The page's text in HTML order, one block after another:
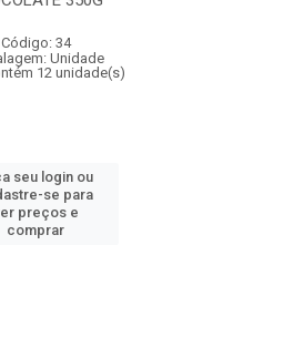
Código: 34
Unidade
12 unidade(s)
seu login ou
se para
preços e
comprar